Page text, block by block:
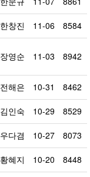
한창진 11-06 8584
장영순 11-03 8942
전해은 10-31 8462
김인숙 10-29 8529
우다겸 10-27 8073
황혜지 10-20 8448